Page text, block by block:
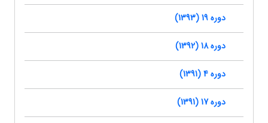
دوره 19 (1393)
دوره 18 (1392)
دوره 4 (1391)
دوره 17 (1391)